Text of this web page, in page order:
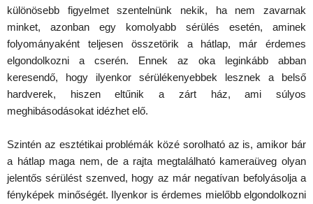
különösebb figyelmet szentelnünk nekik, ha nem zavarnak
minket, azonban egy komolyabb sérülés esetén, aminek
folyományaként teljesen összetörik a hátlap, már érdemes
elgondolkozni a cserén. Ennek az oka leginkább abban
keresendő, hogy ilyenkor sérülékenyebbek lesznek a belső
hardverek, hiszen eltűnik a zárt ház, ami súlyos
meghibásodásokat idézhet elő.
Szintén az esztétikai problémák közé sorolható az is, amikor bár
a hátlap maga nem, de a rajta megtalálható kameraüveg olyan
jelentős sérülést szenved, hogy az már negatívan befolyásolja a
fényképek minőségét. Ilyenkor is érdemes mielőbb elgondolkozni